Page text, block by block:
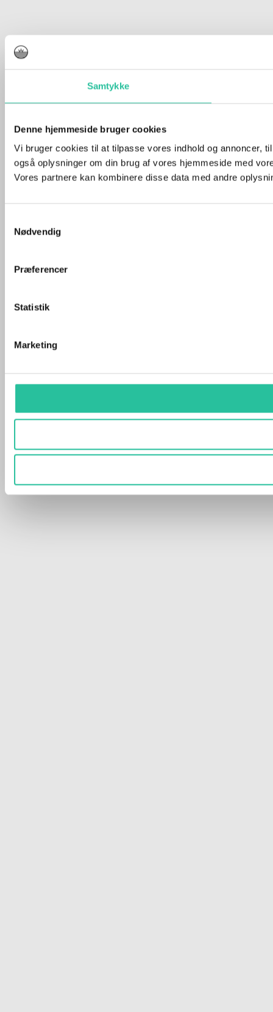
Samtykke
Denne hjemmeside bruger cookies
Vi bruger cookies til at tilpasse vores indhold og annoncer,
også oplysninger om din brug af vores hjemmeside med
Vores partnere kan kombinere disse data med andre
Nødvendig
Præferencer
Statistik
Marketing